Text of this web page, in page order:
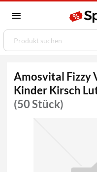
Amosvital
Kinder Kirsch
(50 Stück)